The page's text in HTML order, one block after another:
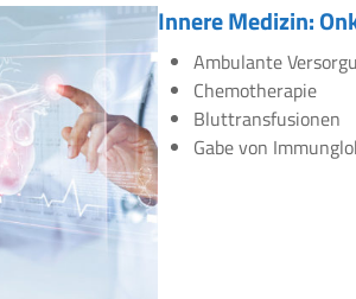
Innere Medizin:
Ambulante
Chemotherapie
Bluttransfusionen
Gabe von